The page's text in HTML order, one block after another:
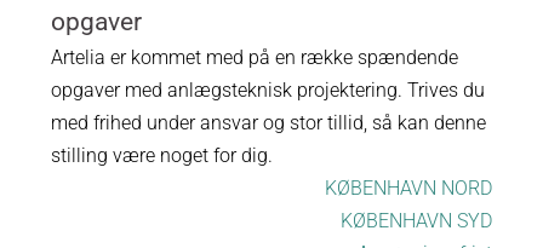
opgaver
Artelia er kommet med på en række spændende
opgaver med anlægsteknisk projektering. Trives du
med frihed under ansvar og stor tillid, så kan denne
stilling være noget for dig.
KØBENHAVN NORD
KØBENHAVN SYD